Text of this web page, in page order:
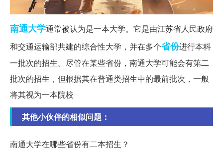
南通大学通常被认为是一本大学。它是由江苏省人民政府
和交通运输部共建的综合性大学，并在多个省份进行本科
一批次的招生。尽管在某些省份，南通大学可能会有第二
批次的招生，但根据其在普通类招生中的最前批次，一般
将其视为一本院校
其他小伙伴的相似问题：
南通大学在哪些省份有二本招生？